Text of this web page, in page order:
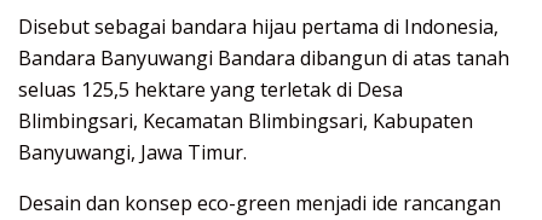
Disebut sebagai bandara hijau pertama di Indonesia,
Bandara Banyuwangi Bandara dibangun di atas tanah
seluas 125,5 hektare yang terletak di Desa
Blimbingsari, Kecamatan Blimbingsari, Kabupaten
Banyuwangi, Jawa Timur.
Desain dan konsep eco-green menjadi ide rancangan